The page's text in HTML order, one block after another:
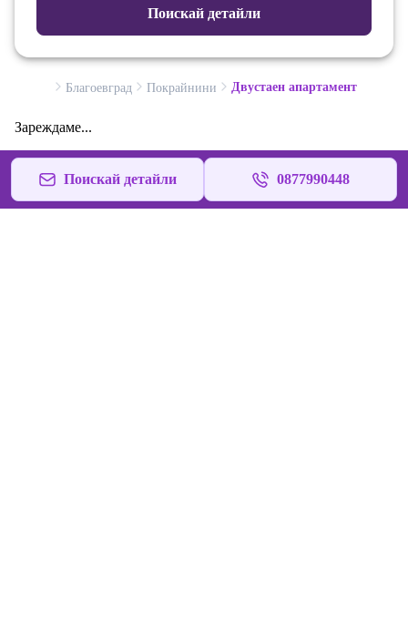
Поискай детайли
Благоевград Покрайнини Двустаен апартамент
Зареждаме...
Поискай детайли 0877990448